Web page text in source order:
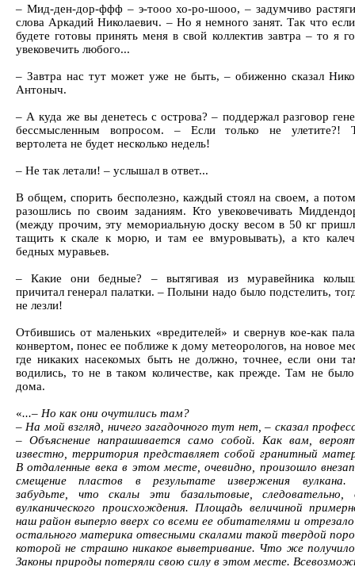
– Мид-ден-дор-ффф – э-тооо хо-ро-шооо, – задумчиво
слова Аркадий Николаевич. – Но я немного занят. Так что
будете готовы принять меня в свой коллектив завтра – то я
увековечить любого...
– Завтра нас тут может уже не быть, – обиженно сказал
Антоныч.
– А куда же вы денетесь с острова? – поддержал разговор
бессмысленным вопросом. – Если только не улетите?!
вертолета не будет несколько недель!
– Не так летали! – услышал в ответ...
В общем, спорить бесполезно, каждый стоял на своем, а
разошлись по своим заданиям. Кто увековечивать
(между прочим, эту мемориальную доску весом в 50 кг
тащить к скале к морю, и там ее вмуровывать), а кто
бедных муравьев.
– Какие они бедные? – вытягивая из муравейника
причитал генерал палатки. – Полыни надо было подстелить,
не лезли!
Отбившись от маленьких «вредителей» и свернув кое-как
конвертом, понес ее поближе к дому метеорологов, на новое
где никаких насекомых быть не должно, точнее, если они
водились, то не в таком количестве, как прежде. Там не
дома.
«...– Но как они очутились там?
– На мой взгляд, ничего загадочного тут нет, – сказал
– Объяснение напрашивается само собой. Как вам,
известно, территория представляет собой гранитный
В отдаленные века в этом месте, очевидно, произошло
смещение пластов в результате извержения
забудьте, что скалы эти базальтовые, следовательно,
вулканического происхождения. Площадь величиной
наш район выперло вверх со всеми ее обитателями и
остального материка отвесными скалами такой твердой
которой не страшно никакое выветривание. Что же
Законы природы потеряли свою силу в этом месте.